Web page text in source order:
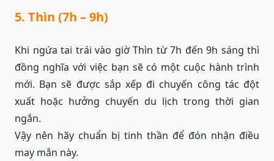
5. Thìn (7h – 9h)
Khi ngứa tai trái vào giờ Thìn từ 7h đến 9h sáng thì
đồng nghĩa với việc bạn sẽ có một cuộc hành trình
mới. Bạn sẽ được sắp xếp đi chuyến công tác đột
xuất hoặc hưởng chuyến du lịch trong thời gian
ngắn.
Vậy nên hãy chuẩn bị tinh thần để đón nhận điều
may mắn này.